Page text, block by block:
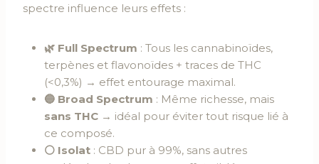
spectre influence leurs effets :
🌿 Full Spectrum : Tous les cannabinoïdes,
terpènes et flavonoïdes + traces de THC
(<0,3%) → effet entourage maximal.
🔵 Broad Spectrum : Même richesse, mais
sans THC → idéal pour éviter tout risque lié à
ce composé.
⚪ Isolat : CBD pur à 99%, sans autres